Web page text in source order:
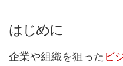
はじめに
企業や組織を狙った ビ